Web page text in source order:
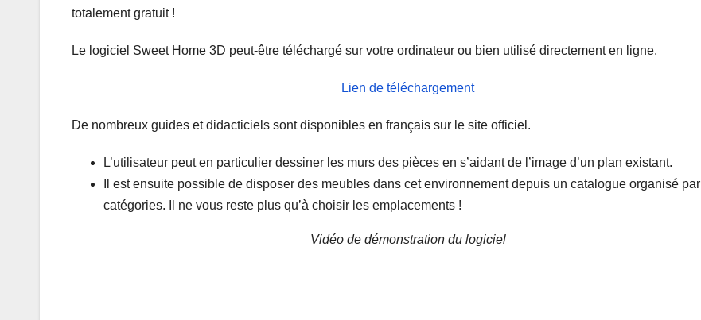
totalement gratuit !
Le logiciel Sweet Home 3D peut-être téléchargé sur votre ordinateur ou bien utilisé directement en ligne.
Lien de téléchargement
De nombreux guides et didacticiels sont disponibles en français sur le site officiel.
L’utilisateur peut en particulier dessiner les murs des pièces en s’aidant de l’image d’un plan existant.
Il est ensuite possible de disposer des meubles dans cet environnement depuis un catalogue organisé par
catégories. Il ne vous reste plus qu’à choisir les emplacements !
Vidéo de démonstration du logiciel